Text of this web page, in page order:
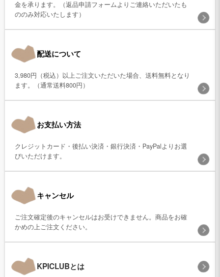
金を承ります。（返品申請フォームよりご連絡いただいたも
ののみ対応いたします）
配送について
3,980円（税込）以上ご注文いただいた場合、送料無料となり
ます。（通常送料800円）
お支払い方法
クレジットカード・後払い決済・銀行決済・PayPalよりお選
びいただけます。
キャンセル
ご注文確定後のキャンセルはお受けできません。商品をお確
かめの上ご注文ください。
KPICLUBとは